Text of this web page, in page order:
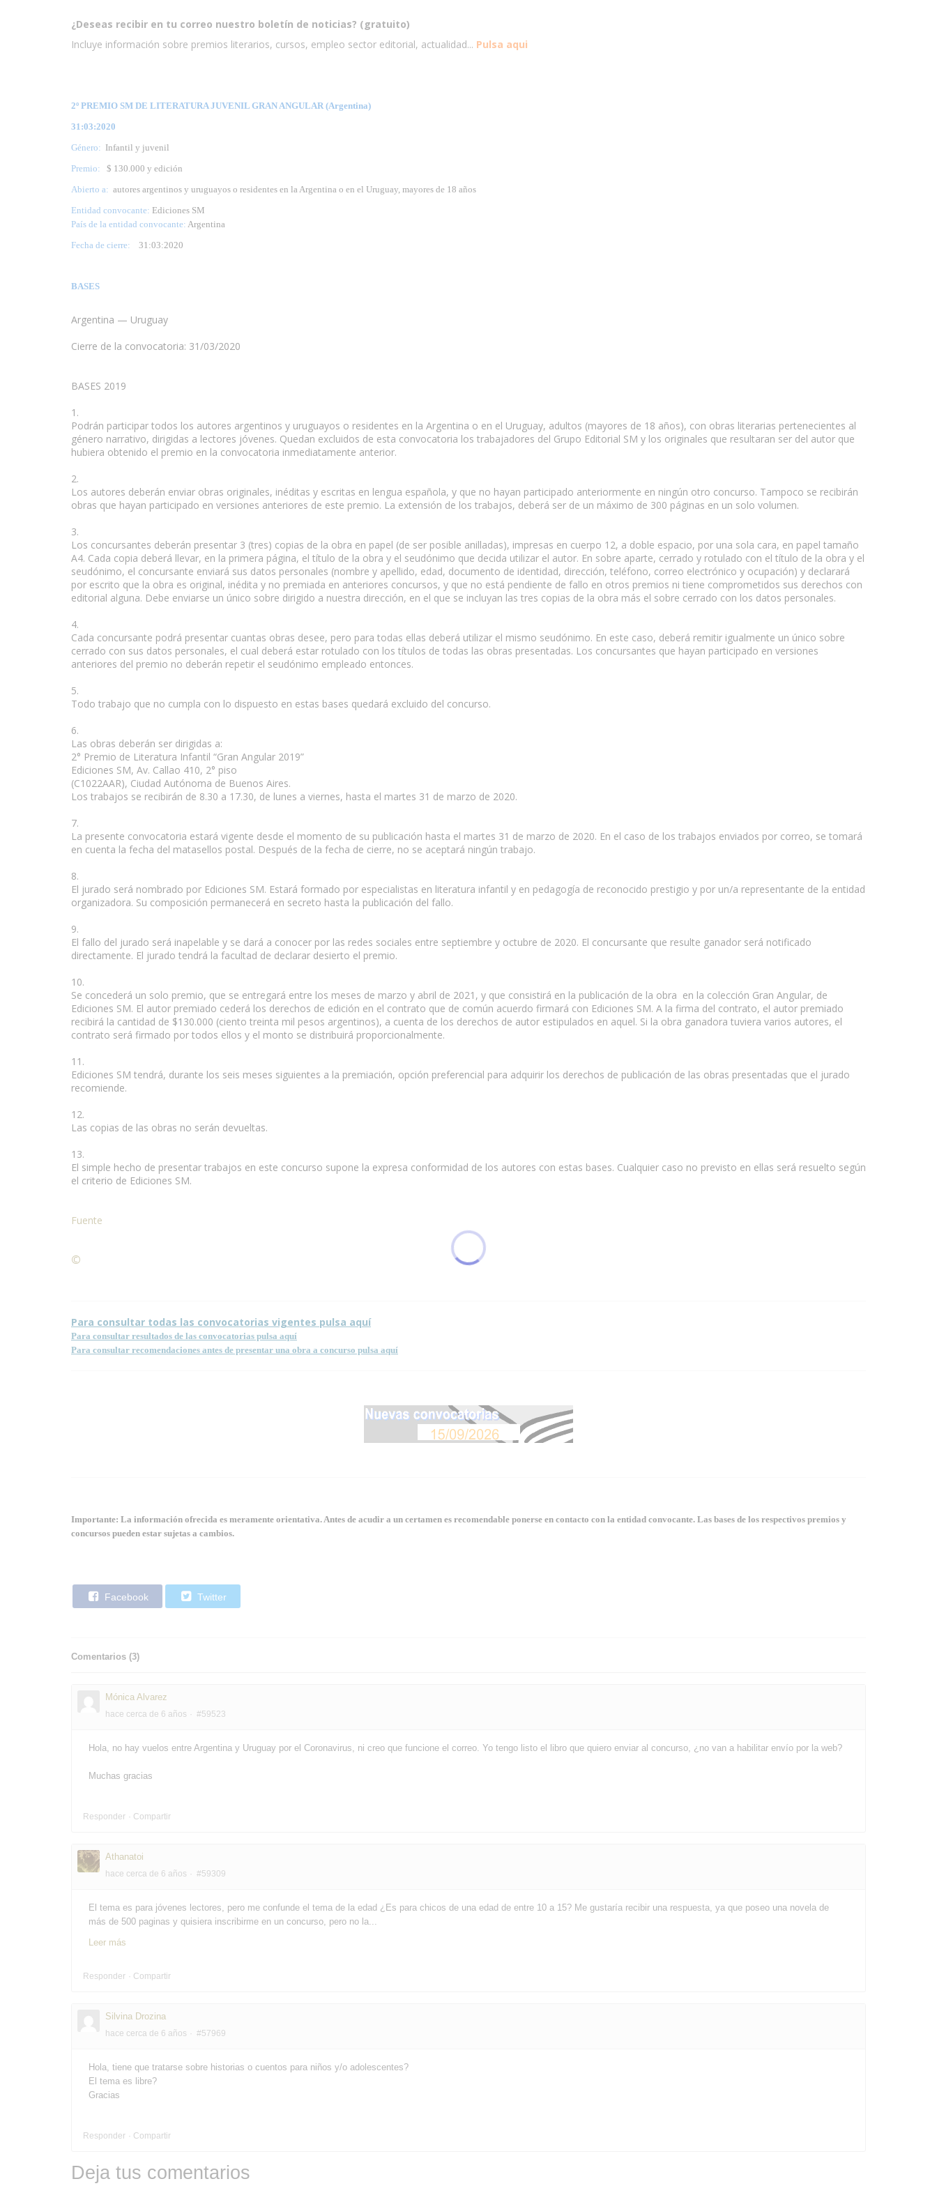
¿Deseas recibir en tu correo nuestro boletín de noticias? (gratuito)
Incluye información sobre premios literarios, cursos, empleo sector editorial, actualidad... Pulsa aqui
2º PREMIO SM DE LITERATURA JUVENIL GRAN ANGULAR (Argentina)
31:03:2020
Género: Infantil y juvenil
Premio:
$ 130.000 y edición
Abierto a: autores argentinos y uruguayos o residentes en la Argentina o en el Uruguay, mayores de 18 años
Entidad convocante: Ediciones SM
País de la entidad convocante: Argentina
Fecha de cierre: 31 :03:2020
BASES
Argentina — Uruguay
Cierre de la convocatoria: 31/03/2020
BASES 2019
1.
Podrán participar todos los autores argentinos y uruguayos o residentes en la Argentina o en el Uruguay, adultos (mayores de 18 años), con obras literarias pertenecientes al
género narrativo, dirigidas a lectores jóvenes. Quedan excluidos de esta convocatoria los trabajadores del Grupo Editorial SM y los originales que resultaran ser del autor que
hubiera obtenido el premio en la convocatoria inmediatamente anterior.
2.
Los autores deberán enviar obras originales, inéditas y escritas en lengua española, y que no hayan participado anteriormente en ningún otro concurso. Tampoco se recibirán
obras que hayan participado en versiones anteriores de este premio. La extensión de los trabajos, deberá ser de un máximo de 300 páginas en un solo volumen.
3.
Los concursantes deberán presentar 3 (tres) copias de la obra en papel (de ser posible anilladas), impresas en cuerpo 12, a doble espacio, por una sola cara, en papel tamaño
A4. Cada copia deberá llevar, en la primera página, el título de la obra y el seudónimo que decida utilizar el autor. En sobre aparte, cerrado y rotulado con el título de la obra y el
seudónimo, el concursante enviará sus datos personales (nombre y apellido, edad, documento de identidad, dirección, teléfono, correo electrónico y ocupación) y declarará
por escrito que la obra es original, inédita y no premiada en anteriores concursos, y que no está pendiente de fallo en otros premios ni tiene comprometidos sus derechos con
editorial alguna. Debe enviarse un único sobre dirigido a nuestra dirección, en el que se incluyan las tres copias de la obra más el sobre cerrado con los datos personales.
4.
Cada concursante podrá presentar cuantas obras desee, pero para todas ellas deberá utilizar el mismo seudónimo. En este caso, deberá remitir igualmente un único sobre
cerrado con sus datos personales, el cual deberá estar rotulado con los títulos de todas las obras presentadas. Los concursantes que hayan participado en versiones
anteriores del premio no deberán repetir el seudónimo empleado entonces.
5.
Todo trabajo que no cumpla con lo dispuesto en estas bases quedará excluido del concurso.
6.
Las obras deberán ser dirigidas a:
2° Premio de Literatura Infantil “Gran Angular 2019”
Ediciones SM, Av. Callao 410, 2° piso
(C1022AAR), Ciudad Autónoma de Buenos Aires.
Los trabajos se recibirán de 8.30 a 17.30, de lunes a viernes, hasta el martes 31 de marzo de 2020.
7.
La presente convocatoria estará vigente desde el momento de su publicación hasta el martes 31 de marzo de 2020. En el caso de los trabajos enviados por correo, se tomará
en cuenta la fecha del matasellos postal. Después de la fecha de cierre, no se aceptará ningún trabajo.
8.
El jurado será nombrado por Ediciones SM. Estará formado por especialistas en literatura infantil y en pedagogía de reconocido prestigio y por un/a representante de la entidad
organizadora. Su composición permanecerá en secreto hasta la publicación del fallo.
9.
El fallo del jurado será inapelable y se dará a conocer por las redes sociales entre septiembre y octubre de 2020. El concursante que resulte ganador será notificado
directamente. El jurado tendrá la facultad de declarar desierto el premio.
10.
Se concederá un solo premio, que se entregará entre los meses de marzo y abril de 2021, y que consistirá en la publicación de la obra en la colección Gran Angular, de
Ediciones SM. El autor premiado cederá los derechos de edición en el contrato que de común acuerdo firmará con Ediciones SM. A la firma del contrato, el autor premiado
recibirá la cantidad de $130.000 (ciento treinta mil pesos argentinos), a cuenta de los derechos de autor estipulados en aquel. Si la obra ganadora tuviera varios autores, el
contrato será firmado por todos ellos y el monto se distribuirá proporcionalmente.
11.
Ediciones SM tendrá, durante los seis meses siguientes a la premiación, opción preferencial para adquirir los derechos de publicación de las obras presentadas que el jurado
recomiende.
12.
Las copias de las obras no serán devueltas.
13.
El simple hecho de presentar trabajos en este concurso supone la expresa conformidad de los autores con estas bases. Cualquier caso no previsto en ellas será resuelto según
el criterio de Ediciones SM.
Fuente
©
Para consultar todas las convocatorias vigentes pulsa aquí
Para consultar resultados de las convocatorias pulsa aquí
Para consultar recomendaciones antes de presentar una obra a concurso pulsa aquí
Importante: La información ofrecida es meramente orientativa. Antes de acudir a un certamen es recomendable ponerse en contacto con la entidad convocante. Las bases de los respectivos premios y
concursos pueden estar sujetas a cambios.
Facebook Twitter
Comentarios (3)
Mónica Alvarez
hace cerca de 6 años #59523
Hola, no hay vuelos entre Argentina y Uruguay por el Coronavirus, ni creo que funcione el correo. Yo tengo listo el libro que quiero enviar al concurso, ¿no van a habilitar envío por la web?
Muchas gracias
Responder Compartir
Athanatoi
hace cerca de 6 años #59309
El tema es para jóvenes lectores, pero me confunde el tema de la edad ¿Es para chicos de una edad de entre 10 a 15? Me gustaría recibir una respuesta, ya que poseo una novela de
más de 500 paginas y quisiera inscribirme en un concurso, pero no la...
Leer más
Responder Compartir
Silvina Drozina
hace cerca de 6 años #57969
Hola, tiene que tratarse sobre historias o cuentos para niños y/o adolescentes?
El tema es libre?
Gracias
Responder Compartir
Deja tus comentarios